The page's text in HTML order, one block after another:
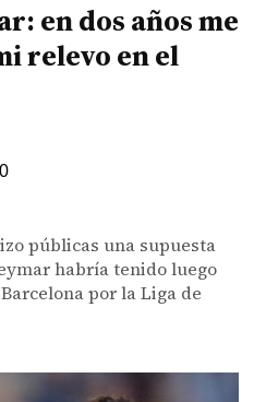
en dos años me
relevo en el
públicas una supuesta
habría tenido luego
por la Liga de